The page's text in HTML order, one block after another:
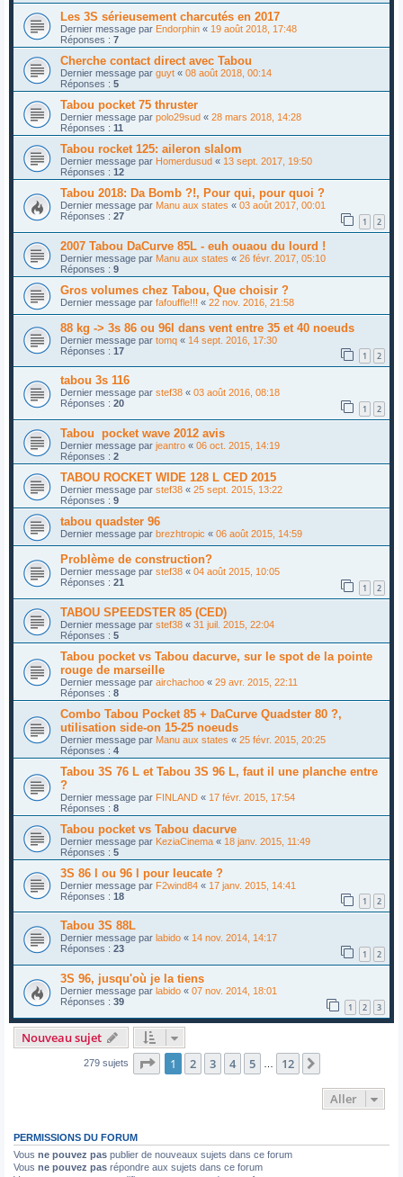
Les 3S sérieusement charcutés en 2017
Dernier message par Endorphin « 19 août 2018, 17:48
Réponses : 7
Cherche contact direct avec Tabou
Dernier message par guyt « 08 août 2018, 00:14
Réponses : 5
Tabou pocket 75 thruster
Dernier message par polo29sud « 28 mars 2018, 14:28
Réponses : 11
Tabou rocket 125: aileron slalom
Dernier message par Homerdusud « 13 sept. 2017, 19:50
Réponses : 12
Tabou 2018: Da Bomb ?!, Pour qui, pour quoi ?
Dernier message par Manu aux states « 03 août 2017, 00:01
Réponses : 27 1 2
2007 Tabou DaCurve 85L - euh ouaou du lourd !
Dernier message par Manu aux states « 26 févr. 2017, 05:10
Réponses : 9
Gros volumes chez Tabou, Que choisir ?
Dernier message par fafouffle!!! « 22 nov. 2016, 21:58
88 kg -> 3s 86 ou 96l dans vent entre 35 et 40 noeuds
Dernier message par tomq « 14 sept. 2016, 17:30
Réponses : 17 1 2
tabou 3s 116
Dernier message par stef38 « 03 août 2016, 08:18
Réponses : 20 1 2
Tabou pocket wave 2012 avis
Dernier message par jeantro « 06 oct. 2015, 14:19
Réponses : 2
TABOU ROCKET WIDE 128 L CED 2015
Dernier message par stef38 « 25 sept. 2015, 13:22
Réponses : 9
tabou quadster 96
Dernier message par brezhtropic « 06 août 2015, 14:59
Problème de construction?
Dernier message par stef38 « 04 août 2015, 10:05
Réponses : 21 1 2
TABOU SPEEDSTER 85 (CED)
Dernier message par stef38 « 31 juil. 2015, 22:04
Réponses : 5
Tabou pocket vs Tabou dacurve, sur le spot de la pointe
rouge de marseille
Dernier message par airchachoo « 29 avr. 2015, 22:11
Réponses : 8
Combo Tabou Pocket 85 + DaCurve Quadster 80 ?,
utilisation side-on 15-25 noeuds
Dernier message par Manu aux states « 25 févr. 2015, 20:25
Réponses : 4
Tabou 3S 76 L et Tabou 3S 96 L, faut il une planche entre
?
Dernier message par FINLAND « 17 févr. 2015, 17:54
Réponses : 8
Tabou pocket vs Tabou dacurve
Dernier message par KeziaCinema « 18 janv. 2015, 11:49
Réponses : 5
3S 86 l ou 96 l pour leucate ?
Dernier message par F2wind84 « 17 janv. 2015, 14:41
Réponses : 18 1 2
Tabou 3S 88L
Dernier message par labido « 14 nov. 2014, 14:17
Réponses : 23 1 2
3S 96, jusqu'où je la tiens
Dernier message par labido « 07 nov. 2014, 18:01
Réponses : 39 1 2 3
Nouveau sujet
279 sujets Page 1sur12
1 2 3 4 5 12
Aller
PERMISSIONS DU FORUM
Vous ne pouvez pas publier de nouveaux sujets dans ce forum
Vous ne pouvez pas répondre aux sujets dans ce forum